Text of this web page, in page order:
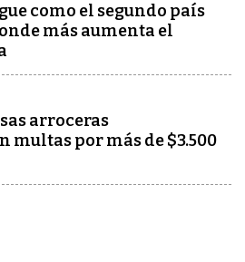
como el segundo país
más aumenta el
arroceras
por más de $3.500